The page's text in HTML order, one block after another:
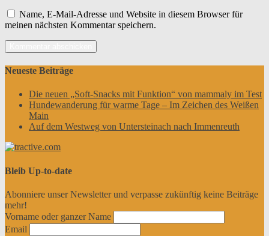
Name, E-Mail-Adresse und Website in diesem Browser für
meinen nächsten Kommentar speichern.
Neueste Beiträge
Die neuen „Soft-Snacks mit Funktion“ von mammaly im Test
Hundewanderung für warme Tage – Im Zeichen des Weißen
Main
Auf dem Westweg von Untersteinach nach Immenreuth
Bleib Up-to-date
Abonniere unser Newsletter und verpasse zukünftig keine Beiträge
mehr!
Vorname oder ganzer Name
Email